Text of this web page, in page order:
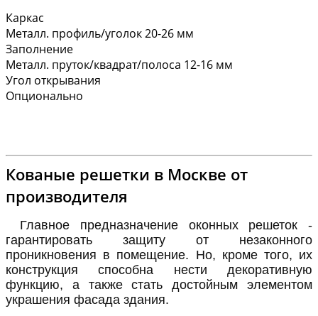
Каркас
Металл. профиль/уголок 20-26 мм
Заполнение
Металл. пруток/квадрат/полоса 12-16 мм
Угол открывания
Опционально
Кованые решетки в Москве от
производителя
Главное предназначение оконных решеток -
гарантировать защиту от незаконного
проникновения в помещение. Но, кроме того, их
конструкция способна нести декоративную
функцию, а также стать достойным элементом
украшения фасада здания.